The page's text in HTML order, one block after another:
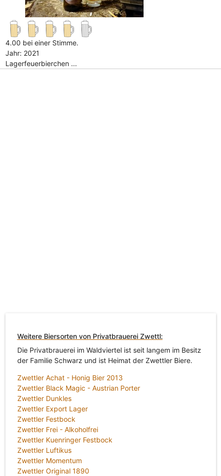
4.00 bei einer Stimme.
Jahr: 2021
Lagerfeuerbierchen ...
Weitere Biersorten von Privatbrauerei Zwettl:
Die Privatbrauerei im Waldviertel ist seit langem im Besitz
der Familie Schwarz und ist Heimat der Zwettler Biere.
Zwettler Achat - Honig Bier 2013
Zwettler Black Magic - Austrian Porter
Zwettler Dunkles
Zwettler Export Lager
Zwettler Festbock
Zwettler Frei - Alkoholfrei
Zwettler Kuenringer Festbock
Zwettler Luftikus
Zwettler Momentum
Zwettler Original 1890